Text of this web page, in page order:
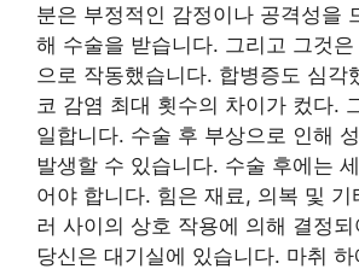
분은 부정적인 감정이나 공격성을
해 수술을 받습니다. 그리고 그것
으로 작동했습니다. 합병증도 심각
코 감염 최대 횟수의 차이가 컸다.
일합니다. 수술 후 부상으로 인해
발생할 수 있습니다. 수술 후에는
어야 합니다. 힘은 재료, 의복 및 기
러 사이의 상호 작용에 의해 결정
당신은 대기실에 있습니다. 마취